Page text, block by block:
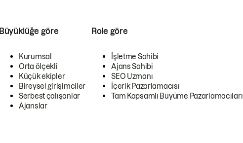
Büyüklüğe göre
Kurumsal
Orta ölçekli
Küçük ekipler
Bireysel girişimciler
Serbest çalışanlar
Ajanslar
Role göre
İşletme Sahibi
Ajans Sahibi
SEO Uzmanı
İçerik Pazarlamacısı
Tam Kapsamlı Büyüme Pazarlamacıları